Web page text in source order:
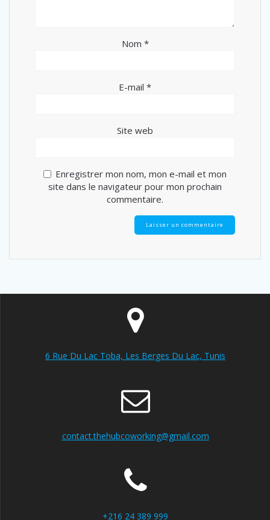
Nom *
E-mail *
Site web
Enregistrer mon nom, mon e-mail et mon
site dans le navigateur pour mon prochain
commentaire.
6 Rue Du Lac Toba, Les Berges Du Lac, Tunis
contact.thehubcoworking@gmail.com
+216 24 389 999